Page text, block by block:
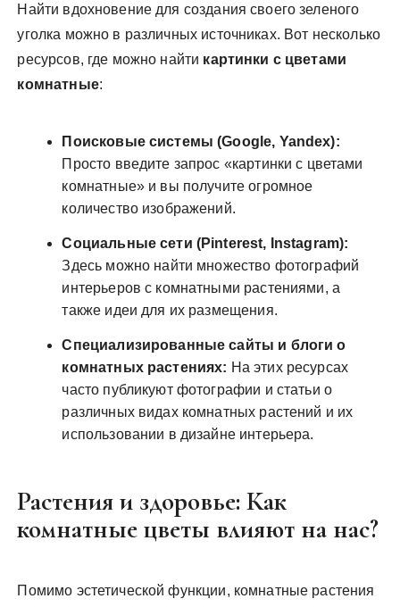
Найти вдохновение для создания своего зеленого
уголка можно в различных источниках. Вот несколько
ресурсов, где можно найти картинки с цветами
комнатные:
Поисковые системы (Google, Yandex):
Просто введите запрос «картинки с цветами
комнатные» и вы получите огромное
количество изображений.
Социальные сети (Pinterest, Instagram):
Здесь можно найти множество фотографий
интерьеров с комнатными растениями, а
также идеи для их размещения.
Специализированные сайты и блоги о
комнатных растениях: На этих ресурсах
часто публикуют фотографии и статьи о
различных видах комнатных растений и их
использовании в дизайне интерьера.
Растения и здоровье: Как
комнатные цветы влияют на нас?
Помимо эстетической функции, комнатные растения